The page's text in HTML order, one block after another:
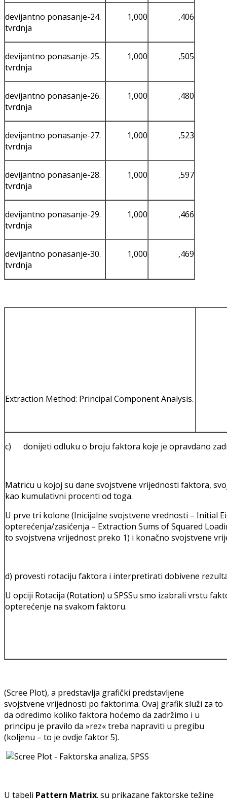
devijantno ponasanje-24.
tvrdnja
1,000 ,406
devijantno ponasanje-25.
tvrdnja
1,000 ,505
devijantno ponasanje-26.
tvrdnja
1,000 ,480
devijantno ponasanje-27.
tvrdnja
1,000 ,523
devijantno ponasanje-28.
tvrdnja
1,000 ,597
devijantno ponasanje-29.
tvrdnja
1,000 ,466
devijantno ponasanje-30.
tvrdnja
1,000 ,469
Extraction Method: Principal Component Analysis.
c) donijeti odluku o broju faktora koje je opravdano
Matricu u kojoj su dane svojstvene vrijednosti faktora,
kao kumulativni procenti od toga.
U prve tri kolone (Inicijalne svojstvene vrednosti – Initial
opterećenja/zasićenja – Extraction Sums of Squared
to svojstvena vrijednost preko 1) i konačno svojstvene
d) provesti rotaciju faktora i interpretirati dobivene
U opciji Rotacija (Rotation) u SPSSu smo izabrali vrstu
opterećenje na svakom faktoru.
(Scree Plot), a predstavlja grafički predstavljene
svojstvene vrijednosti po faktorima. Ovaj grafik služi za to
da odredimo koliko faktora hoćemo da zadržimo i u
principu je pravilo da »rez« treba napraviti u pregibu
(koljenu – to je ovdje faktor 5).
U tabeli Pattern Matrix. su prikazane faktorske težine